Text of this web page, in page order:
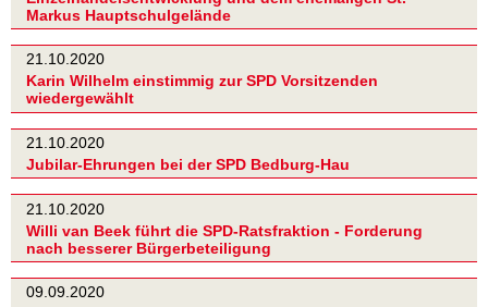
Markus Hauptschulgelände
21.10.2020
Karin Wilhelm einstimmig zur SPD Vorsitzenden
wiedergewählt
21.10.2020
Jubilar-Ehrungen bei der SPD Bedburg-Hau
21.10.2020
Willi van Beek führt die SPD-Ratsfraktion - Forderung
nach besserer Bürgerbeteiligung
09.09.2020